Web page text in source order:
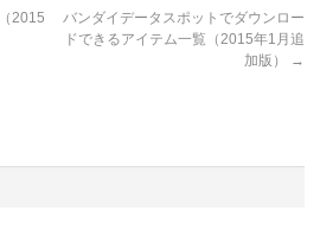
2015
バンダイデータスポットでダウンロー
ドできるアイテム一覧（2015年1月追
加版）
→